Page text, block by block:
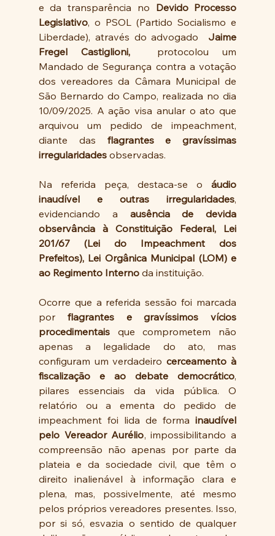
e da transparência no Devido Processo
Legislativo, o PSOL (Partido Socialismo e
Liberdade), através do advogado
Jaime
Fregel Castiglioni,
protocolou um
Mandado de Segurança contra a votação
dos vereadores da Câmara Municipal de
São Bernardo do Campo, realizada no dia
10/09/2025. A ação visa anular o ato que
arquivou um pedido de impeachment,
diante das flagrantes e gravíssimas
irregularidades observadas.
Na referida peça, destaca-se o áudio
inaudível e outras irregularidades,
evidenciando a ausência de devida
observância à Constituição Federal, Lei
201/67 (Lei do Impeachment dos
Prefeitos), Lei Orgânica Municipal (LOM) e
ao Regimento Interno da instituição.
Ocorre que a referida sessão foi marcada
por flagrantes e gravíssimos vícios
procedimentais que comprometem não
apenas a legalidade do ato, mas
configuram um verdadeiro cerceamento à
fiscalização e ao debate democrático,
pilares essenciais da vida pública. O
relatório ou a ementa do pedido de
impeachment foi lida de forma inaudível
pelo Vereador Aurélio, impossibilitando a
compreensão não apenas por parte da
plateia e da sociedade civil, que têm o
direito inalienável à informação clara e
plena, mas, possivelmente, até mesmo
pelos próprios vereadores presentes. Isso,
por si só, esvazia o sentido de qualquer